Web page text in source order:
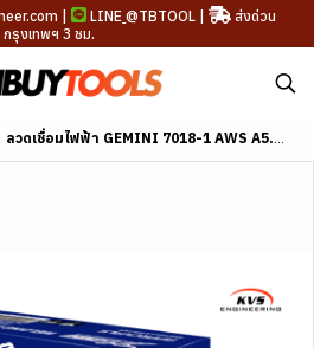
| LINE @TBTOOL |
ส่งด่วน
กรุงเทพฯ 3 ชม.
ลวดเชื่อมไฟฟ้า GEMINI 7018-1 AWS A5.1 E7018-1